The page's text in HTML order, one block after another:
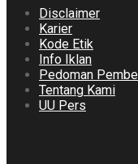
Disclaimer
Karier
Kode Etik
Info Iklan
Pedoman
Tentang Kami
UU Pers